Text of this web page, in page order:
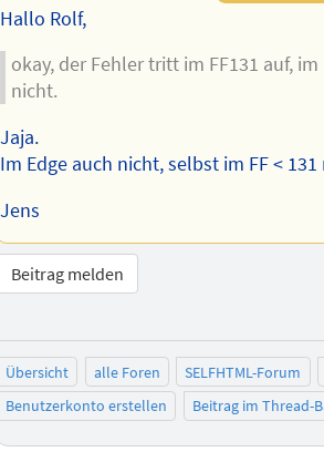
Hallo Rolf,
okay, der Fehler tritt im FF131 auf, im
nicht.
Jaja.
Im Edge auch nicht, selbst im FF <
Jens
Beitrag melden
Übersicht alle Foren
SELFHTML-Forum
Benutzerkonto erstellen
Beitrag im Thread-